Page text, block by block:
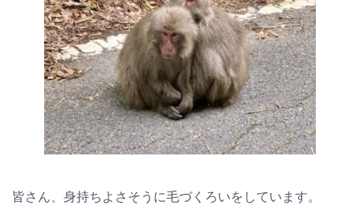
皆さん、身持ちよさそうに毛づくろいをしています。